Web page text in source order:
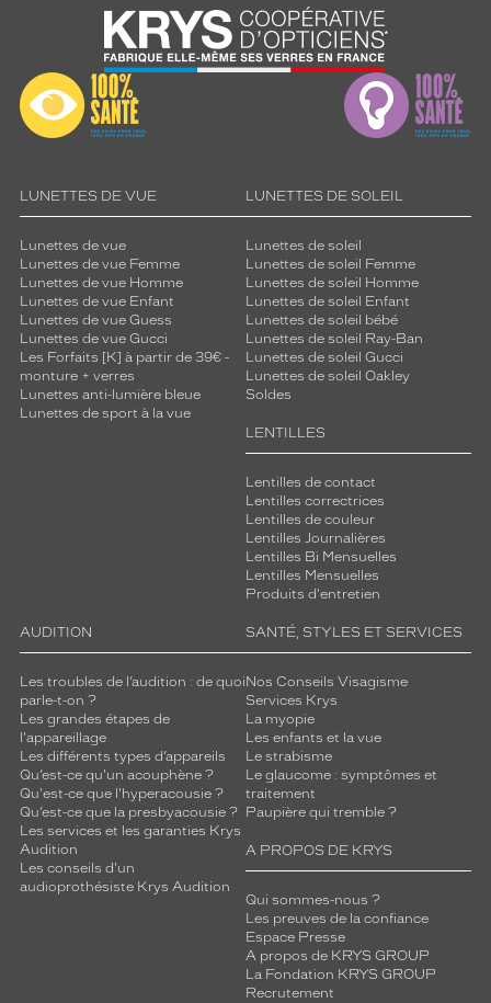
LUNETTES DE VUE
Lunettes de vue
Lunettes de vue Femme
Lunettes de vue Homme
Lunettes de vue Enfant
Lunettes de vue Guess
Lunettes de vue Gucci
Les Forfaits [K] à partir de 39€ -
monture + verres
Lunettes anti-lumière bleue
Lunettes de sport à la vue
LUNETTES DE SOLEIL
Lunettes de soleil
Lunettes de soleil Femme
Lunettes de soleil Homme
Lunettes de soleil Enfant
Lunettes de soleil bébé
Lunettes de soleil Ray-Ban
Lunettes de soleil Gucci
Lunettes de soleil Oakley
Soldes
LENTILLES
Lentilles de contact
Lentilles correctrices
Lentilles de couleur
Lentilles Journalières
Lentilles Bi Mensuelles
Lentilles Mensuelles
Produits d'entretien
AUDITION
Les troubles de l’audition : de quoi
parle-t-on ?
Les grandes étapes de
l'appareillage
Les différents types d’appareils
Qu’est-ce qu'un acouphène ?
Qu'est-ce que l'hyperacousie ?
Qu’est-ce que la presbyacousie ?
Les services et les garanties Krys
Audition
Les conseils d'un
audioprothésiste Krys Audition
SANTÉ, STYLES ET SERVICES
Nos Conseils Visagisme
Services Krys
La myopie
Les enfants et la vue
Le strabisme
Le glaucome : symptômes et
traitement
Paupière qui tremble ?
A PROPOS DE KRYS
Qui sommes-nous ?
Les preuves de la confiance
Espace Presse
A propos de KRYS GROUP
La Fondation KRYS GROUP
Recrutement